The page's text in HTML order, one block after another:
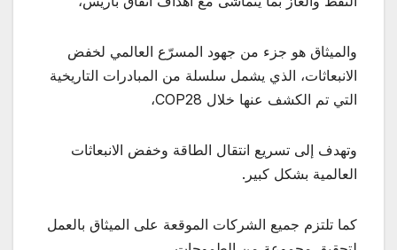
والميثاق هو جزء من جهود المسرّع العالمي لخفض
الانبعاثات، الذي يشمل سلسلة من المبادرات التاريخية
التي تم الكشف عنها خلال COP28،
وتهدف إلى تسريع انتقال الطاقة وخفض الانبعاثات
العالمية بشكل كبير.
كما تلتزم جميع الشركات الموقعة على الميثاق بالعمل